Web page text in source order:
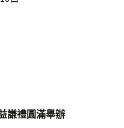
謙禮圓滿舉辦